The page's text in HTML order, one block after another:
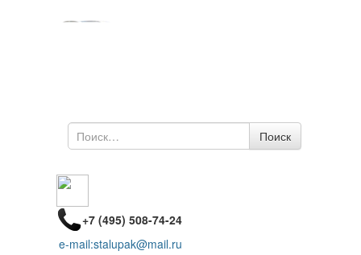
Поиск
по
Поиск
+7 (495) 508-74-24
e-mail:stalupak@mail.ru